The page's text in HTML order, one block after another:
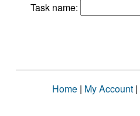
Task name:
Home | My Account |